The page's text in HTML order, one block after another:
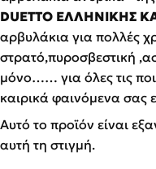
DUETTO ΕΛΛΗΝΙΚΗΣ
αρβυλάκια για πολλές
στρατό,πυροσβεστική
μόνο…… για όλες τις
καιρικά φαινόμενα σας
Αυτό το προϊόν είναι
αυτή τη στιγμή.